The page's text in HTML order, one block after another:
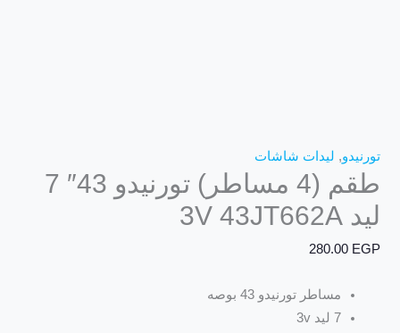
تورنيدو, ليدات شاشات
طقم (4 مساطر) تورنيدو 43″ 7
ليد 3V 43JT662A
280.00 EGP
مساطر تورنيدو 43 بوصه
7 ليد 3v